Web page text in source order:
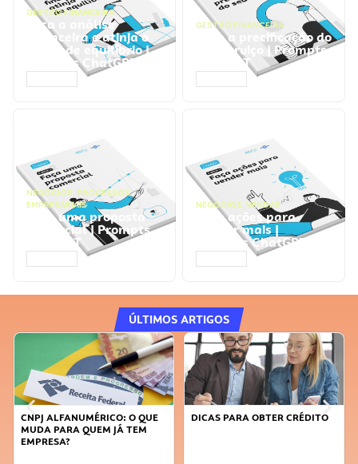
GESTÃO FINANCEIRA
Faça a análise
financeira e atinja o
ponto de equilíbrio |
Prompts ChatGPT
GESTÃO FINANCEIRA
Faça a precificação do
seu serviço | Prompts
ChatGPT
NEGÓCIOS, PROCESSOS
EMPRESARIAIS
Faça uma proposta
comercial | Prompts
ChatGPT
NEGÓCIOS, VENDAS
Faça ações para
vender mais |
Prompts ChatGPT
ÚLTIMOS ARTIGOS
CNPJ ALFANUMÉRICO: O QUE
MUDA PARA QUEM JÁ TEM
EMPRESA?
DICAS PARA OBTER CRÉDITO